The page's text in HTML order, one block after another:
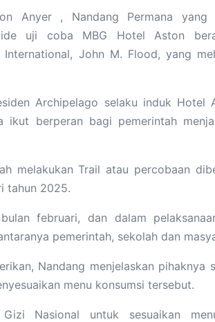
Anyer , Nandang Permana
ide uji coba MBG Hotel Aston
John M. Flood, yang
Archipelago selaku induk Hotel
berperan bagi pemerintah
melakukan Trail atau percobaan
tahun 2025.
februari, dan dalam
pemerintah, sekolah dan
Nandang menjelaskan pihaknya
menu konsumsi tersebut.
Nasional untuk sesuaikan